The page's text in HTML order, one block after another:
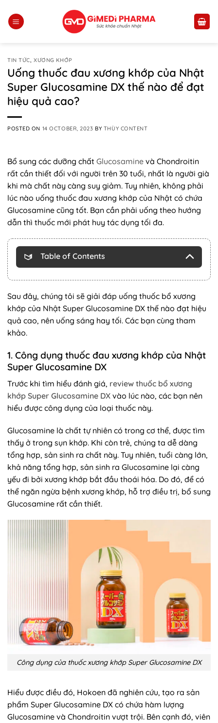
content
TIN TỨC,XƯƠNG KHỚP
Uống thuốc đau xương khớp của Nhật
Super Glucosamine DX thế nào để đạt
hiệu quả cao?
POSTED ON 14 OCTOBER, 2023 BY THÙY CONTENT
Bổ sung các dưỡng chất Glucosamine và Chondroitin
rất cần thiết đối với người trên 30 tuổi, nhất là người già
khi mà chất này càng suy giảm. Tuy nhiên, không phải
lúc nào uống thuốc đau xương khớp của Nhật có chứa
Glucosamine cũng tốt. Bạn cần phải uống theo hướng
dẫn thì thuốc mới phát huy tác dụng tối đa.
Table of Contents
Sau đây, chúng tôi sẽ giải đáp uống thuốc bổ xương
khớp của Nhật Super Glucosamine DX thế nào đạt hiệu
quả cao, nên uống sáng hay tối. Các bạn cùng tham
khảo.
1. Công dụng thuốc đau xương khớp của Nhật
Super Glucosamine DX
Trước khi tìm hiểu đánh giá, review thuốc bổ xương
khớp Super Glucosamine DX vào lúc nào, các bạn nên
hiểu được công dụng của loại thuốc này.
Glucosamine là chất tự nhiên có trong cơ thể, được tìm
thấy ở trong sụn khớp. Khi còn trẻ, chúng ta dễ dàng
tổng hợp, sản sinh ra chất này. Tuy nhiên, tuổi càng lớn,
khả năng tổng hợp, sản sinh ra Glucosamine lại càng
yếu đi bởi xương khớp bắt đầu thoái hóa. Do đó, để có
thể ngăn ngừa bệnh xương khớp, hỗ trợ điều trị, bổ sung
Glucosamine rất cần thiết.
Công dụng của thuốc xương khớp Super Glucosamine DX
Hiểu được điều đó, Hokoen đã nghiên cứu, tạo ra sản
phẩm Super Glucosamine DX có chứa hàm lượng
Glucosamine và Chondroitin vượt trội. Bên cạnh đó, viên